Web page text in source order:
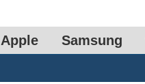
Apple Samsung